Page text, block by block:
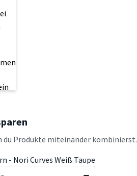
du Produkte miteinander kombinierst.
- Nori Curves Weiß Taupe